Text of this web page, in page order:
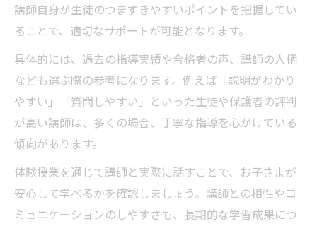
講師自身が生徒のつまずきやすいポイントを把握してい
ることで、適切なサポートが可能となります。
具体的には、過去の指導実績や合格者の声、講師の人柄
なども選ぶ際の参考になります。例えば「説明がわかり
やすい」「質問しやすい」といった生徒や保護者の評判
が高い講師は、多くの場合、丁寧な指導を心がけている
傾向があります。
体験授業を通じて講師と実際に話すことで、お子さまが
安心して学べるかを確認しましょう。講師との相性やコ
ミュニケーションのしやすさも、長期的な学習成果につ